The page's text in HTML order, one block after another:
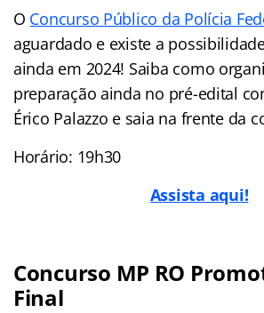
O Concurso Público da Polícia
aguardado e existe a
ainda em 2024! Saiba como
preparação ainda no pré-edital
Érico Palazzo e saia na frente da
Horário: 19h30
Assista aqui!
Concurso MP RO
Final